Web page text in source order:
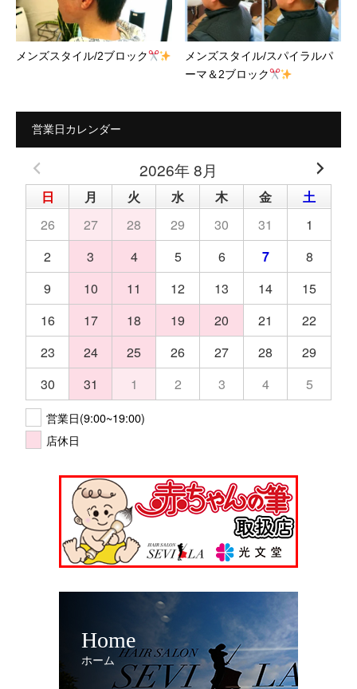
メンズスタイル/2ブロック
メンズスタイル/スパイラルパ
ーマ＆2ブロック
営業日カレンダー
2026年 8月
日 月 火 水 木 金
土
26
27 28 29 30 31
1
2
3 4 5 6 7
8
9
10 11 12 13 14
15
16
17 18 19 20 21
22
23
24 25 26 27 28
29
30
31 1 2 3 4 5
営業日(9:00~19:00)
店休日
Home
ホーム